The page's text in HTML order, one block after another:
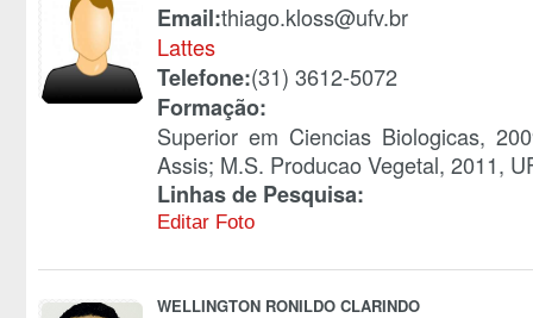
Email:thiago.kloss@ufv.br
Lattes
Telefone:(31) 3612-5072
Formação:
Superior em Ciencias Biologicas,
Assis; M.S. Producao Vegetal, 2011,
Linhas de Pesquisa:
Editar Foto
WELLINGTON RONILDO CLARINDO